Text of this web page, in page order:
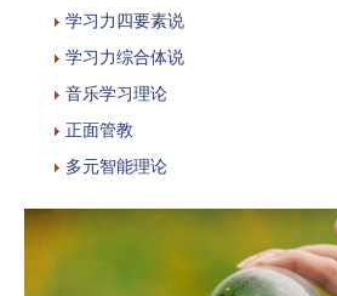
学习力四要素说
学习力综合体说
音乐学习理论
正面管教
多元智能理论